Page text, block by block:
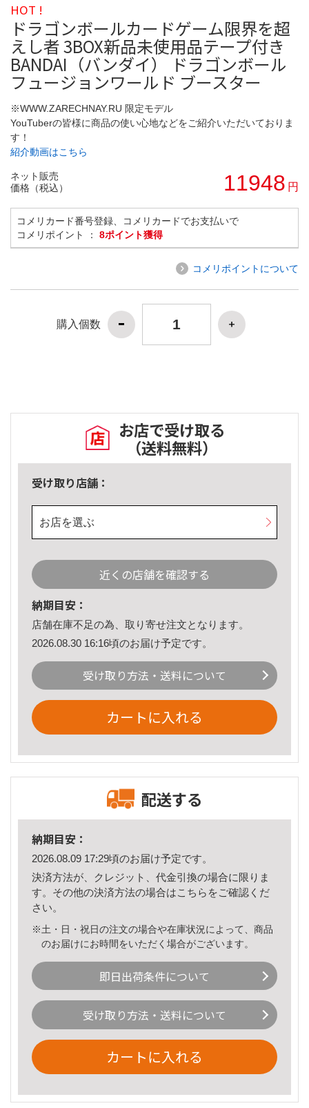
HOT !
ドラゴンボールカードゲーム限界を超
えし者 3BOX新品未使用品テープ付き
BANDAI（バンダイ） ドラゴンボール
フュージョンワールド ブースター
※WWW.ZARECHNAY.RU 限定モデル
YouTuberの皆様に商品の使い心地などをご紹介いただいておりま
す！
紹介動画はこちら
ネット販売
価格（税込）
11948 円
コメリカード番号登録、コメリカードでお支払いで
コメリポイント ： 8ポイント獲得
コメリポイントについて
購入個数
お店で受け取る
（送料無料）
受け取り店舗：
お店を選ぶ
近くの店舗を確認する
納期目安：
店舗在庫不足の為、取り寄せ注文となります。
2026.08.30 16:16頃のお届け予定です。
受け取り方法・送料について
カートに入れる
配送する
納期目安：
2026.08.09 17:29頃のお届け予定です。
決済方法が、クレジット、代金引換の場合に限りま
す。その他の決済方法の場合はこちら をご確認くだ
さい。
※土・日・祝日の注文の場合や在庫状況によって、商品
のお届けにお時間をいただく場合がございます。
即日出荷条件について
受け取り方法・送料について
カートに入れる